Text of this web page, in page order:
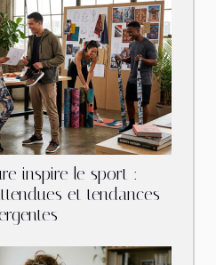
inspire le sport :
et tendances